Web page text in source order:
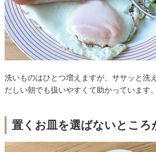
洗いものはひとつ増えますが、ササッと洗
だしい朝でも扱いやすくて助かっています。
置くお皿を選ばないところ